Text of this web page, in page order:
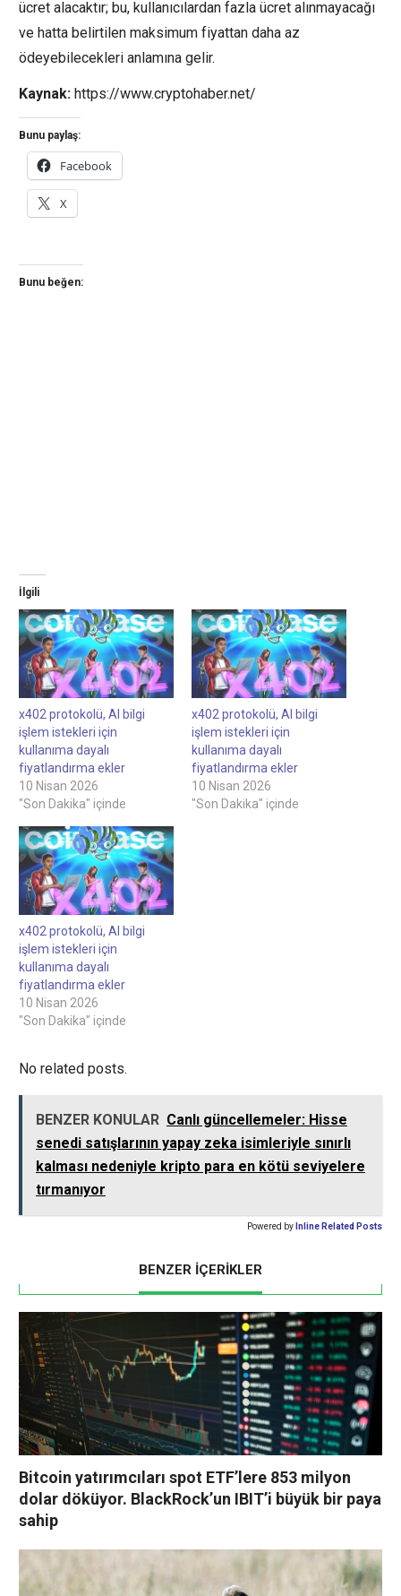
ücret alacaktır; bu, kullanıcılardan fazla ücret alınmayacağı
ve hatta belirtilen maksimum fiyattan daha az
ödeyebilecekleri anlamına gelir.
Kaynak: https://www.cryptohaber.net/
Bunu paylaş:
Facebook
X
Bunu beğen:
İlgili
x402 protokolü, AI bilgi
işlem istekleri için
kullanıma dayalı
fiyatlandırma ekler
10 Nisan 2026
"Son Dakika" içinde
x402 protokolü, AI bilgi
işlem istekleri için
kullanıma dayalı
fiyatlandırma ekler
10 Nisan 2026
"Son Dakika" içinde
x402 protokolü, AI bilgi
işlem istekleri için
kullanıma dayalı
fiyatlandırma ekler
10 Nisan 2026
"Son Dakika" içinde
No related posts.
BENZER KONULAR Canlı güncellemeler: Hisse
senedi satışlarının yapay zeka isimleriyle sınırlı
kalması nedeniyle kripto para en kötü seviyelere
tırmanıyor
Powered by Inline Related Posts
BENZER İÇERİKLER
Bitcoin yatırımcıları spot ETF’lere 853 milyon
dolar döküyor. BlackRock’un IBIT’i büyük bir paya
sahip